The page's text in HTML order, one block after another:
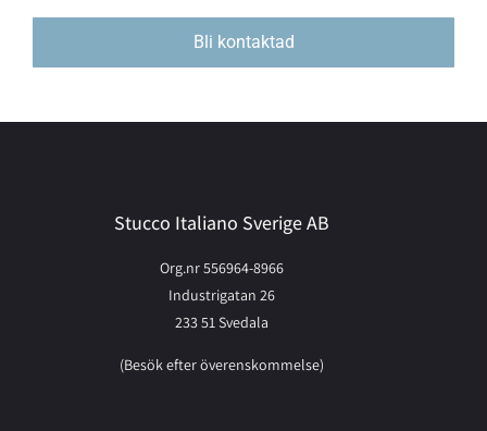
Bli kontaktad
Stucco Italiano Sverige AB
Org.nr 556964-8966
Industrigatan 26
233 51 Svedala
(Besök efter överenskommelse)